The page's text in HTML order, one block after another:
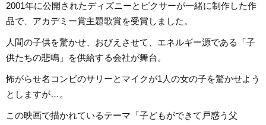
2001年に公開されたディズニーとピクサーが一緒に制作した作
品で、アカデミー賞主題歌賞を受賞しました。
人間の子供を驚かせ、おびえさせて、エネルギー源である「子
供たちの悲鳴」を供給する会社が舞台。
怖がらせ名コンビのサリーとマイクが1人の女の子を驚かせよう
としますが…。
この映画で描かれているテーマ「子どもができて戸惑う父